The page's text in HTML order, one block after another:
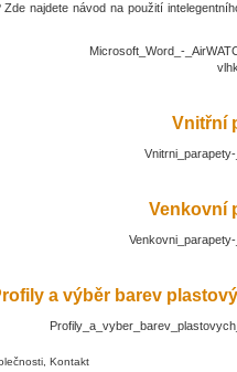
najdete návod na použití
Microsoft_Word_-
Vnitřní
Venkovní
a výběr barev
Kontakt